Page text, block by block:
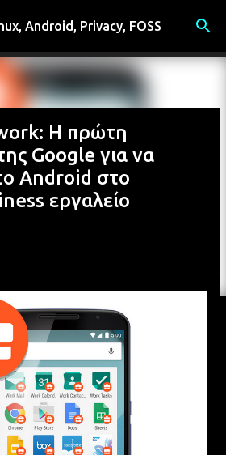
στο κύριο περιεχόμενο
Android, Privacy, FOSS
Η πρώτη
Google για να
Android στο
εργαλείο